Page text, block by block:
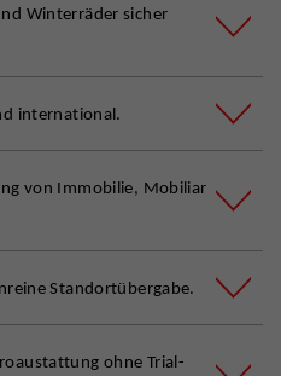
Winterräder sicher
international.
von Immobilie, Mobiliar
Standortübergabe.
ohne Trial-